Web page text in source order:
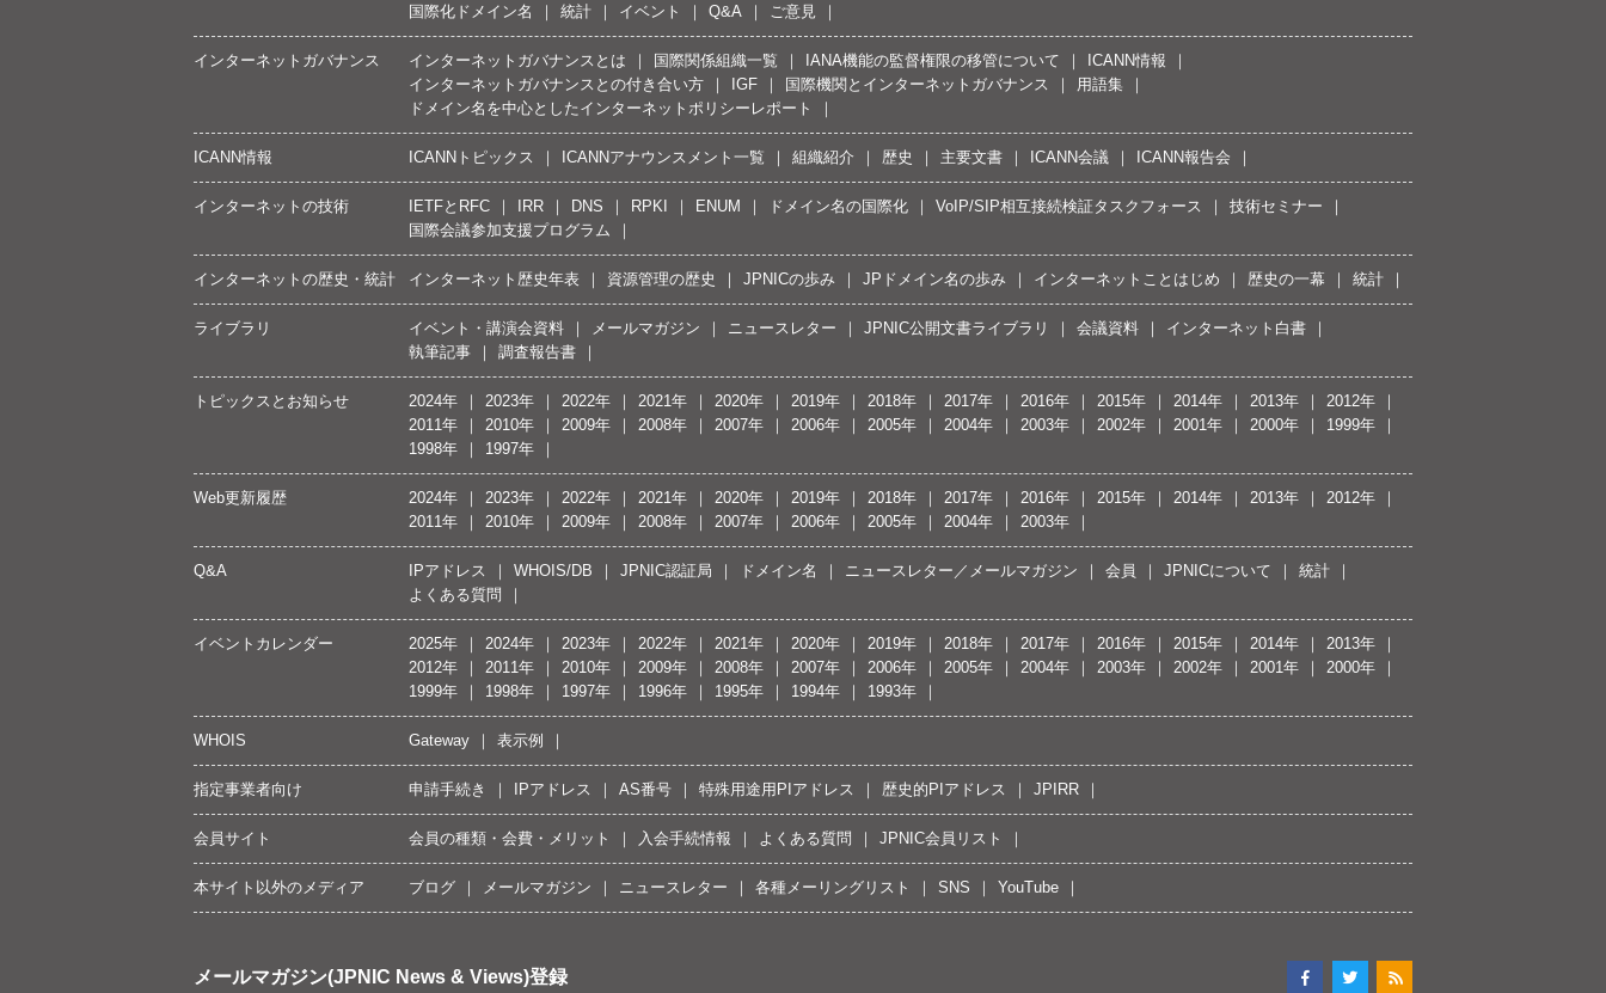
国際化ドメイン名
統計 イベント Q&A ご意見
インターネットガバナンス インターネットガバナンスとは 国際関係組織一覧 IANA機能の監督権限の移管について
ICANN情報
インターネットガバナンスとの付き合い方
IGF 国際機関とインターネットガバナンス
用語集
ドメイン名を中心としたインターネットポリシーレポート
ICANN情報 ICANNトピックス ICANNアナウンスメント一覧 組織紹介 歴史 主要文書 ICANN会議 ICANN報告会
インターネットの技術 IETFとRFC IRR DNS RPKI ENUM ドメイン名の国際化 VoIP/SIP相互接続検証タスクフォース
技術セミナー
国際会議参加支援プログラム
インターネットの歴史・統計 インターネット歴史年表 資源管理の歴史 JPNICの歩み JPドメイン名の歩み インターネットことはじめ 歴史の一幕 統計
ライブラリ イベント・講演会資料 メールマガジン ニュースレター JPNIC公開文書ライブラリ 会議資料
インターネット白書
執筆記事
調査報告書
トピックスとお知らせ 2024年 2023年 2022年 2021年 2020年 2019年 2018年 2017年 2016年 2015年 2014年 2013年
2012年
2011年
2010年 2009年 2008年 2007年 2006年 2005年 2004年 2003年 2002年 2001年 2000年
1999年
1998年
1997年
Web更新履歴 2024年 2023年 2022年 2021年 2020年 2019年 2018年 2017年 2016年 2015年 2014年 2013年
2012年
2011年
2010年 2009年 2008年 2007年 2006年 2005年 2004年 2003年
Q&A IPアドレス WHOIS/DB JPNIC認証局 ドメイン名 ニュースレター／メールマガジン 会員 JPNICについて
統計
よくある質問
イベントカレンダー 2025年 2024年 2023年 2022年 2021年 2020年 2019年 2018年 2017年 2016年 2015年 2014年
2013年
2012年
2011年 2010年 2009年 2008年 2007年 2006年 2005年 2004年 2003年 2002年 2001年
2000年
1999年
1998年 1997年 1996年 1995年 1994年 1993年
WHOIS Gateway 表示例
指定事業者向け 申請手続き IPアドレス AS番号 特殊用途用PIアドレス 歴史的PIアドレス JPIRR
会員サイト 会員の種類・会費・メリット 入会手続情報 よくある質問 JPNIC会員リスト
本サイト以外のメディア ブログ メールマガジン ニュースレター 各種メーリングリスト SNS YouTube
メールマガジン(JPNIC News & Views)登録